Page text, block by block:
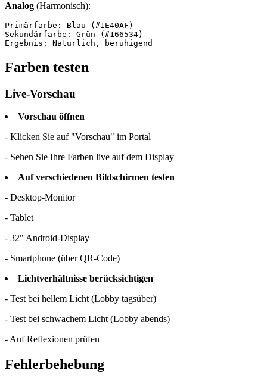
Analog (Harmonisch):
Primärfarbe: Blau (#1E40AF)
Sekundärfarbe: Grün (#166534)
Ergebnis: Natürlich, beruhigend
Farben testen
Live-Vorschau
Vorschau öffnen
- Klicken Sie auf "Vorschau" im Portal
- Sehen Sie Ihre Farben live auf dem Display
Auf verschiedenen Bildschirmen testen
- Desktop-Monitor
- Tablet
- 32" Android-Display
- Smartphone (über QR-Code)
Lichtverhältnisse berücksichtigen
- Test bei hellem Licht (Lobby tagsüber)
- Test bei schwachem Licht (Lobby abends)
- Auf Reflexionen prüfen
Fehlerbehebung